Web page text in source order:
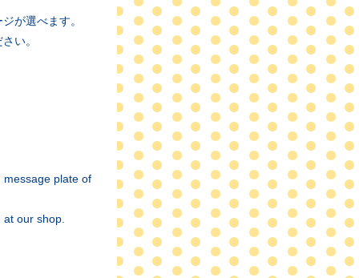
が選べます。
い。
message plate of
our shop.